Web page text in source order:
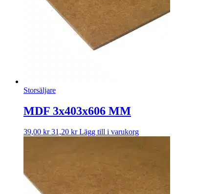
Storsäljare
MDF 3x403x606 MM
39,00 kr 31,20 kr Lägg till i varukorg